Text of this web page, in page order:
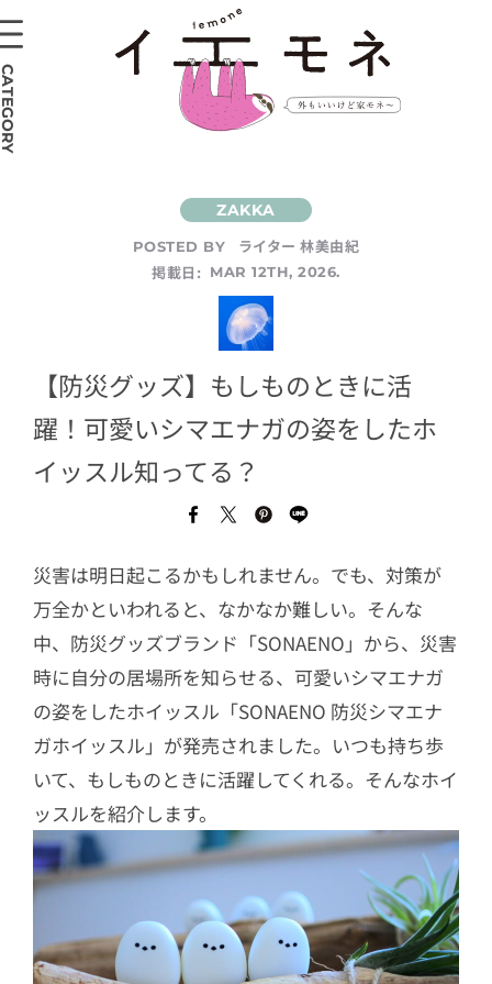
POSTED BY
ライター 林美由紀
掲載日:
MAR 12TH, 2026.
【防災グッズ】もしものときに活
躍！可愛いシマエナガの姿をしたホ
イッスル知ってる？
災害は明日起こるかもしれません。でも、対策が
万全かといわれると、なかなか難しい。そんな
中、防災グッズブランド「SONAENO」から、災害
時に自分の居場所を知らせる、可愛いシマエナガ
の姿をしたホイッスル「SONAENO 防災シマエナ
ガホイッスル」が発売されました。いつも持ち歩
いて、もしものときに活躍してくれる。そんなホイ
ッスルを紹介します。